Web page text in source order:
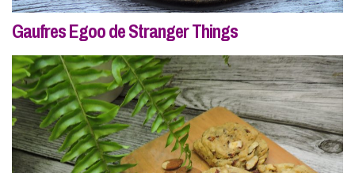
Gaufres Egoo de Stranger Things